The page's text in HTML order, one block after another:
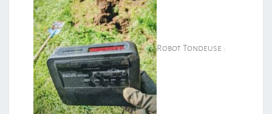
Robot Tondeuse :